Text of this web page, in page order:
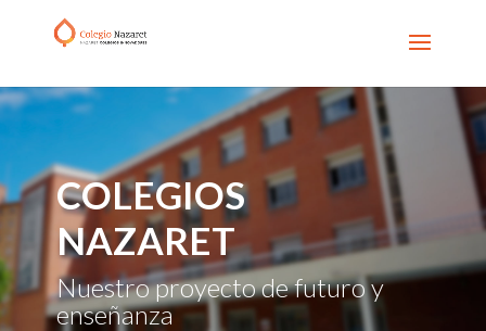
COLEGIOS
NAZARET
Nuestro proyecto de futuro y
enseñanza